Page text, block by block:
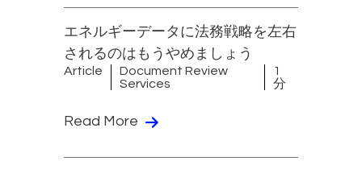
エネルギーデータに法務戦略を左右
されるのはもうやめましょう
Article
Document Review
Services
1
分
Read More